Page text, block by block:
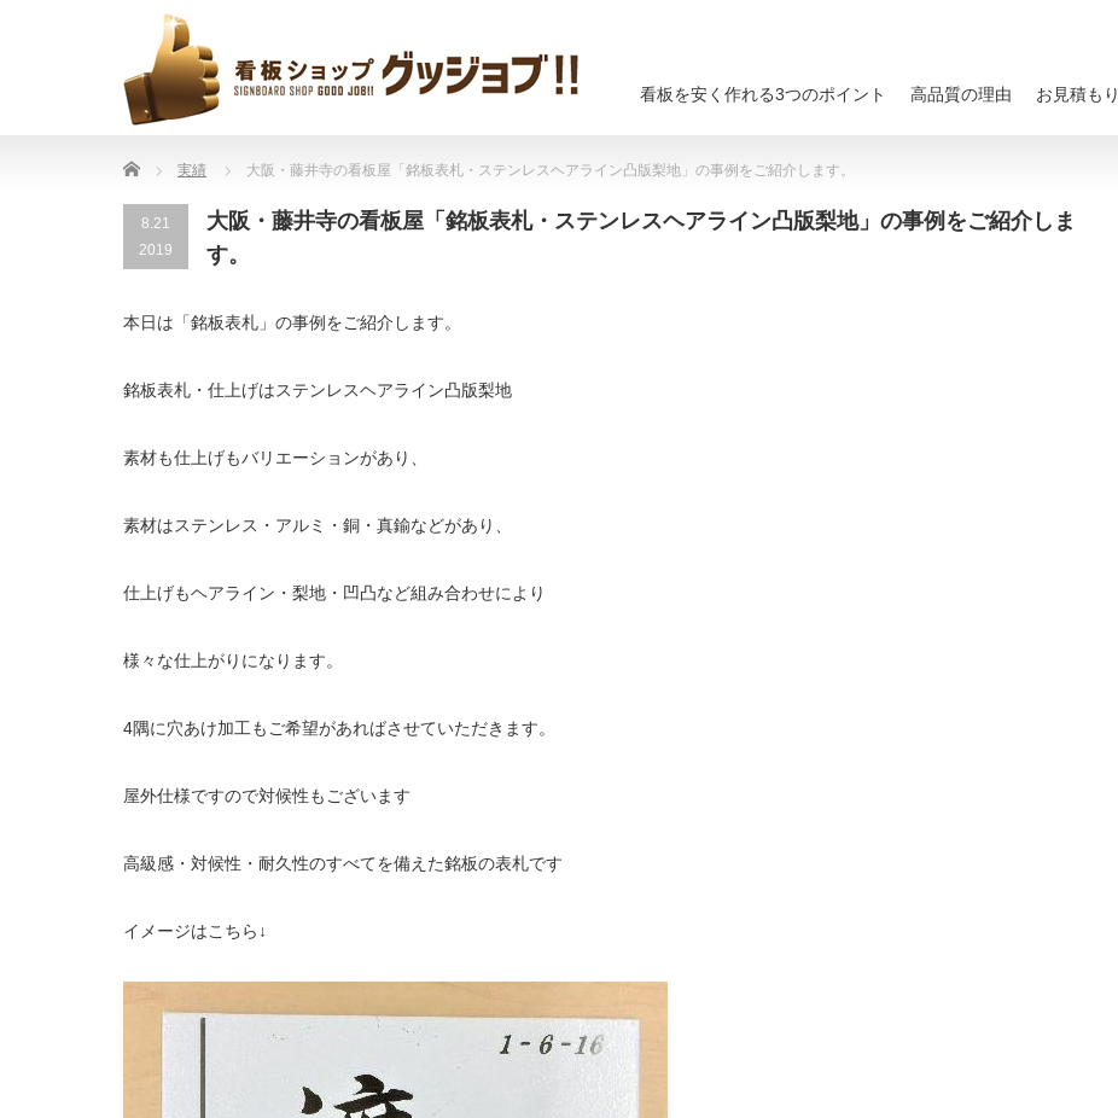
看板を安く作れる3つのポイント 高品質の理由 お見積もり
Home 実績 大阪・藤井寺の看板屋「銘板表札・ステンレスヘアライン凸版梨地」の事例をご紹介します。
8.21
2019
大阪・藤井寺の看板屋「銘板表札・ステンレスヘアライン凸版梨地」の事例をご紹介しま
す。
本日は「銘板表札」の事例をご紹介します。
銘板表札・仕上げはステンレスヘアライン凸版梨地
素材も仕上げもバリエーションがあり、
素材はステンレス・アルミ・銅・真鍮などがあり、
仕上げもヘアライン・梨地・凹凸など組み合わせにより
様々な仕上がりになります。
4隅に穴あけ加工もご希望があればさせていただきます。
屋外仕様ですので対候性もございます
高級感・対候性・耐久性のすべてを備えた銘板の表札です
イメージはこちら↓